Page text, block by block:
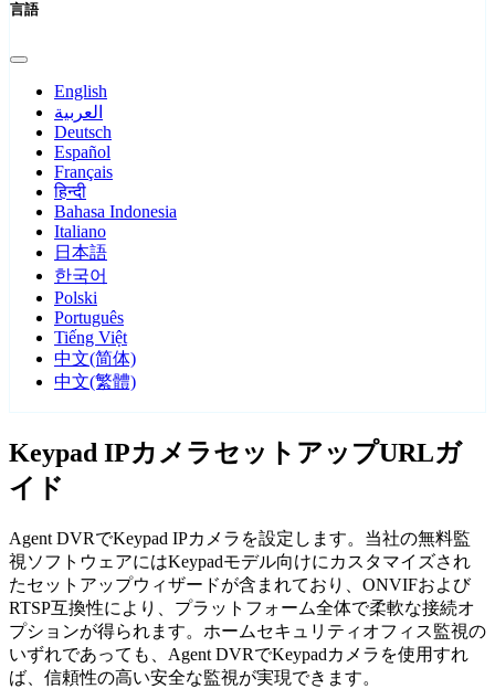
言語
English
العربية
Deutsch
Español
Français
हिन्दी
Bahasa Indonesia
Italiano
日本語
한국어
Polski
Português
Tiếng Việt
中文(简体)
中文(繁體)
Keypad IPカメラセットアップURLガ
イド
Agent DVRでKeypad IPカメラを設定します。当社の無料監
視ソフトウェアにはKeypadモデル向けにカスタマイズされ
たセットアップウィザードが含まれており、ONVIFおよび
RTSP互換性により、プラットフォーム全体で柔軟な接続オ
プションが得られます。ホームセキュリティオフィス監視の
いずれであっても、Agent DVRでKeypadカメラを使用すれ
ば、信頼性の高い安全な監視が実現できます。